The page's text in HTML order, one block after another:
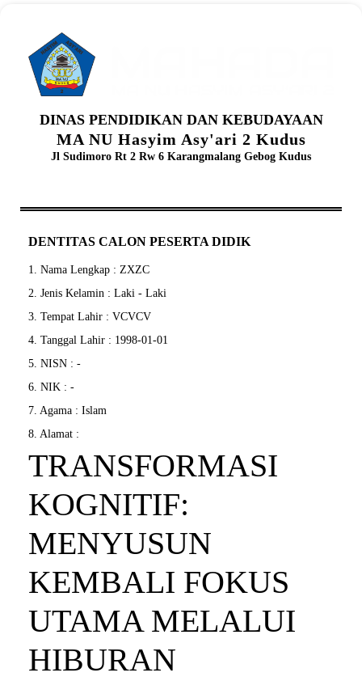
DINAS PENDIDIKAN DAN KEBUDAYAAN
MA NU Hasyim Asy'ari 2 Kudus
Jl Sudimoro Rt 2 Rw 6 Karangmalang Gebog Kudus
DENTITAS CALON PESERTA DIDIK
1. Nama Lengkap : ZXZC
2. Jenis Kelamin : Laki - Laki
3. Tempat Lahir : VCVCV
4. Tanggal Lahir : 1998-01-01
5. NISN : -
6. NIK : -
7. Agama : Islam
8. Alamat :
TRANSFORMASI
KOGNITIF:
MENYUSUN
KEMBALI FOKUS
UTAMA MELALUI
HIBURAN